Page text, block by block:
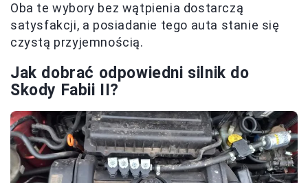
Oba te wybory bez wątpienia dostarczą
satysfakcji, a posiadanie tego auta stanie się
czystą przyjemnością.
Jak dobrać odpowiedni silnik do
Skody Fabii II?